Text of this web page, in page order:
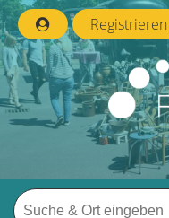
Registrieren